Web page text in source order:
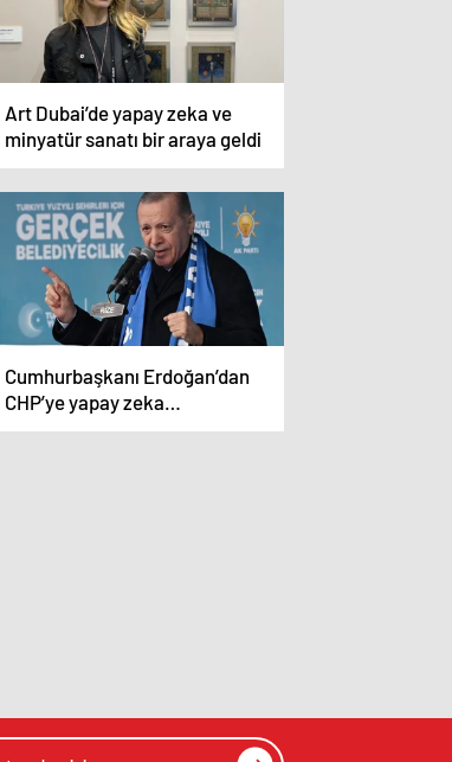
Art Dubai’de yapay zeka ve
minyatür sanatı bir araya geldi
Cumhurbaşkanı Erdoğan’dan
CHP’ye yapay zeka
göndermesi